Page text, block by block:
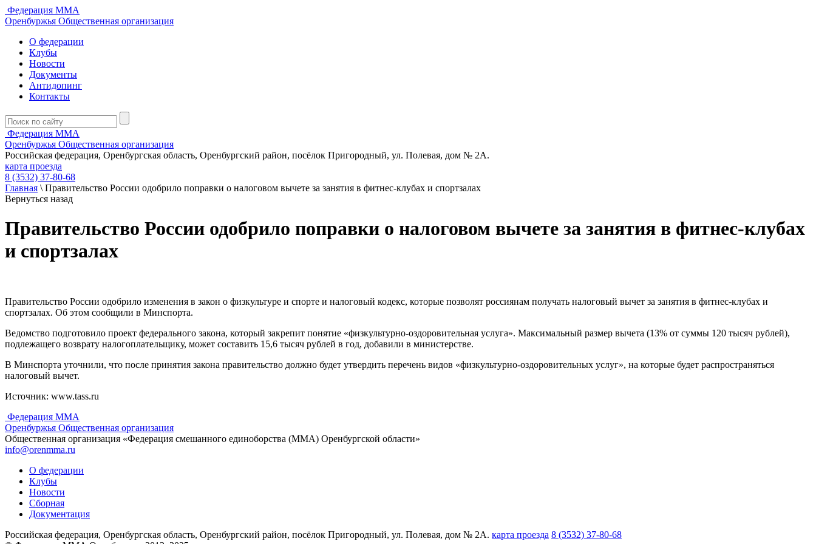
Федерация ММА
Оренбуржья Общественная организация
О федерации
Клубы
Новости
Документы
Антидопинг
Контакты
Федерация ММА
Оренбуржья Общественная организация
Российская федерация, Оренбургская область, Оренбургский район, посёлок Пригородный, ул. Полевая, дом № 2А.
карта проезда
8 (3532) 37-80-68
Главная \ Правительство России одобрило поправки о налоговом вычете за занятия в фитнес-клубах и спортзалах
Вернуться назад
Правительство России одобрило поправки о налоговом вычете за занятия в фитнес-клубах
и спортзалах
Правительство России одобрило изменения в закон о физкультуре и спорте и налоговый кодекс, которые позволят россиянам получать налоговый вычет за занятия в фитнес-клубах и
спортзалах. Об этом сообщили в Минспорта.
Ведомство подготовило проект федерального закона, который закрепит понятие «физкультурно-оздоровительная услуга». Максимальный размер вычета (13% от суммы 120 тысяч рублей),
подлежащего возврату налогоплательщику, может составить 15,6 тысяч рублей в год, добавили в министерстве.
В Минспорта уточнили, что после принятия закона правительство должно будет утвердить перечень видов «физкультурно-оздоровительных услуг», на которые будет распространяться
налоговый вычет.
Источник: www.tass.ru
Федерация ММА
Оренбуржья Общественная организация
Общественная организация «Федерация смешанного единоборства (ММА) Оренбургской области»
info@orenmma.ru
О федерации
Клубы
Новости
Сборная
Документация
Российская федерация, Оренбургская область, Оренбургский район, посёлок Пригородный, ул. Полевая, дом № 2А. карта проезда 8 (3532) 37-80-68